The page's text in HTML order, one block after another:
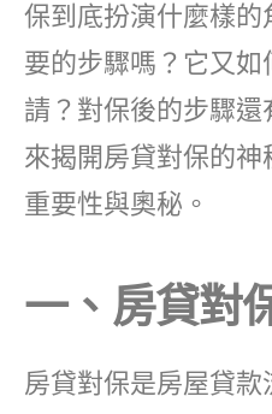
保到底扮演什麼樣
要的步驟嗎？它又如
請？對保後的步驟
來揭開房貸對保的
重要性與奧秘。
一、房貸對
房貸對保是房屋貸